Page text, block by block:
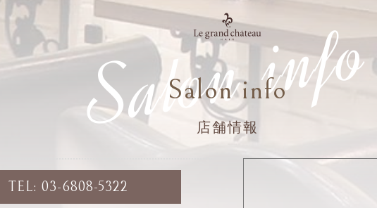
Salon info
Salon info
店舗情報
TEL: 03-6808-5322